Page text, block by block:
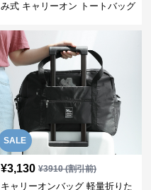
み式 キャリーオン トートバッグ
SALE
¥3,130 ¥3910(割引前)
キャリーオンバッグ 軽量折りた